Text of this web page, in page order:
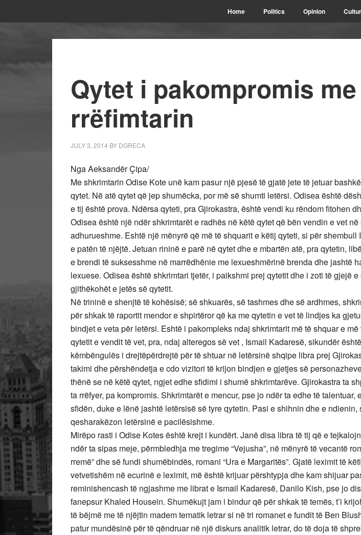
Home Politics Opinion
Qytet i pakompromis me
rrëfimtarin
JULY 3, 2014 BY DGRECA
Nga Aeksandër Çipa/
Me shkrimtarin Odise Kote unë kam pasur një pjesë të gjatë jete të jetuar
qytet. Në atë qytet që jep shumëcka, por më së shumti letërsi. Odisea është
e tij është prova. Ndërsa qyteti, pra Gjirokastra, është vendi ku rëndom fitohen
Odisea është një ndër shkrimtarët e radhës në këtë qytet që bën vendin e vet
adhurueshme. Eshtë një mënyrë që më të shquarit e këtij qyteti, si për shembull
e patën të njëjtë. Jetuan rininë e parë në qytet dhe e mbartën atë, pra qytetin,
e brendi të suksesshme në marrëdhënie me lexueshmërinë brenda dhe jashtë
lexuese. Odisea është shkrimtari tjetër, i paikshmi prej qytetit dhe i zoti të gjejë
gjithëkohët e jetës së qytetit.
Në trininë e shenjtë të kohësisë; së shkuarës, së tashmes dhe së ardhmes,
për shkak të raportit mendor e shpirtëror që ka me qytetin e vet të lindjes ka
bindjet e veta për letërsi. Eshtë i pakompleks ndaj shkrimtarit më të shquar e
qytetit e vendit të vet, pra, ndaj alteregos së vet , Ismail Kadaresë, sikundër
këmbëngulës i drejtëpërdrejtë për të shtuar në letërsinë shqipe libra prej
takimi dhe përshëndetja e cdo vizitori të krijon bindjen e gjetjes së
thënë se në këtë qytet, ngjet edhe sfidimi i shumë shkrimtarëve. Gjirokastra ta
ta rrëfyer, pa kompromis. Shkrimtarët e mencur, pse jo ndër ta edhe të talentuar,
sfidën, duke e lënë jashtë letërsisë së tyre qytetin. Pasi e shihnin dhe e ndienin,
qesharakëzon letërsinë e pacilësishme.
Mirëpo rasti i Odise Kotes është krejt i kundërt. Janë disa libra të tij që e
ndër ta sipas meje, përmbledhja me tregime “Vejusha”, në mënyrë të vecantë
rremë” dhe së fundi shumëbindës, romani “Ura e Margaritës”. Gjatë leximit të
vetvetishëm në ecurinë e leximit, më është krijuar përshtypja dhe kam shijuar
reminishencash të ngjashme me librat e Ismail Kadaresë, Danilo Kish, pse jo
fanepsur Khaled Housein. Shumëkujt jam i bindur që për shkak të temës, t’i
të bëjmë me të njëjtin madem tematik letrar si në tri romanet e fundit të Ben
patur mundësinë për të qëndruar në një diskurs analitik letrar, do të doja të